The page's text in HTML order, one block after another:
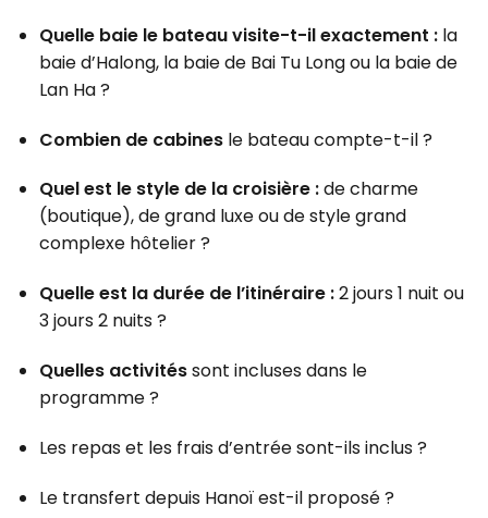
Quelle baie le bateau visite-t-il exactement :la
baie d’Halong, la baie de Bai Tu Long ou la baie de
Lan Ha ?
Combien de cabinesle bateau compte-t-il ?
Quel est le style de la croisière :de charme
(boutique), de grand luxe ou de style grand
complexe hôtelier ?
Quelle est la durée de l’itinéraire :2 jours 1 nuit ou
3 jours 2 nuits ?
Quelles activitéssont incluses dans le
programme ?
Les repas et les frais d’entrée sont-ils inclus ?
Le transfert depuis Hanoï est-il proposé ?